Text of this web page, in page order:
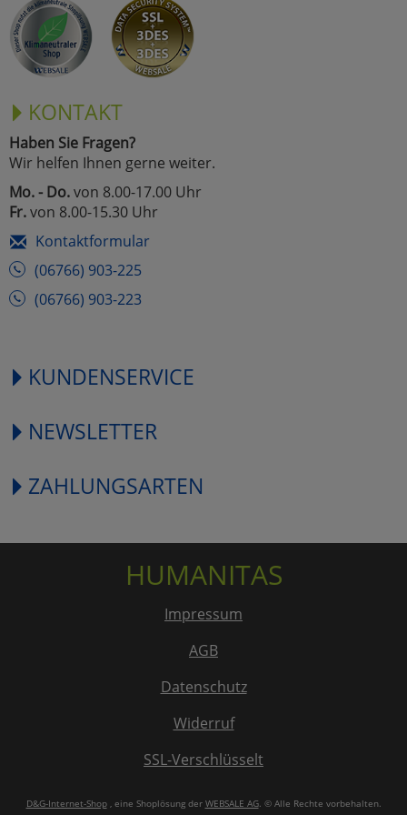
KONTAKT
Haben Sie Fragen?
Wir helfen Ihnen gerne weiter.
Mo. - Do.von 8.00-17.00 Uhr
Fr.von 8.00-15.30 Uhr
Kontaktformular
(06766) 903-225
(06766) 903-223
KUNDENSERVICE
NEWSLETTER
ZAHLUNGSARTEN
HUMANITAS
Impressum
AGB
Datenschutz
Widerruf
SSL-Verschlüsselt
D&G-Internet-Shop, eine Shoplösung der WEBSALE AG. © Alle Rechte vorbehalten.
Marketing
Alle Akzeptieren
Cookies
Einstellungen speichern